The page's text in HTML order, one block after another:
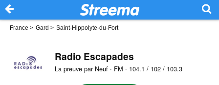
France > Gard > Saint-Hippolyte-du-Fort
Radio Escapades
La preuve par Neuf · FM · 104.1 / 102 / 103.3